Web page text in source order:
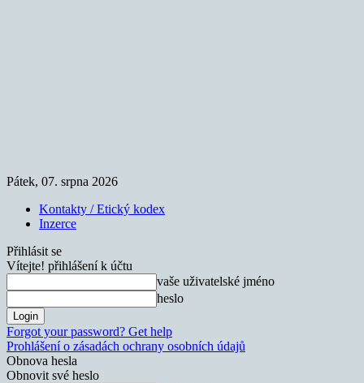
Pátek, 07. srpna 2026
Kontakty / Etický kodex
Inzerce
Přihlásit se
Vítejte! přihlášení k účtu
vaše uživatelské jméno
heslo
Forgot your password? Get help
Prohlášení o zásadách ochrany osobních údajů
Obnova hesla
Obnovit své heslo